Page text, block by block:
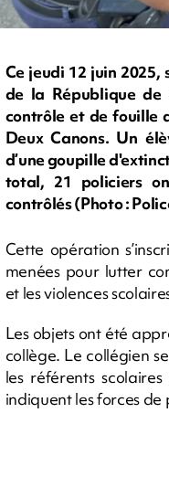
Ce jeudi 12 juin
de la République de
contrôle et de fouille
Deux Canons. Un
d’une goupille
total, 21 policiers
contrôlés (Photo :
Cette opération
menées pour lutter
et les violences
Les objets ont été
collège. Le collégien
les référents
indiquent les forces de